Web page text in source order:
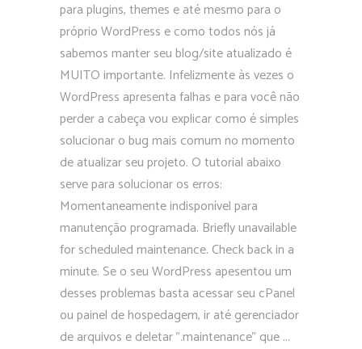
para plugins, themes e até mesmo para o
próprio WordPress e como todos nós já
sabemos manter seu blog/site atualizado é
MUITO importante. Infelizmente às vezes o
WordPress apresenta falhas e para você não
perder a cabeça vou explicar como é simples
solucionar o bug mais comum no momento
de atualizar seu projeto. O tutorial abaixo
serve para solucionar os erros:
Momentaneamente indisponível para
manutenção programada. Briefly unavailable
for scheduled maintenance. Check back in a
minute. Se o seu WordPress apesentou um
desses problemas basta acessar seu cPanel
ou painel de hospedagem, ir até gerenciador
de arquivos e deletar ".maintenance" que